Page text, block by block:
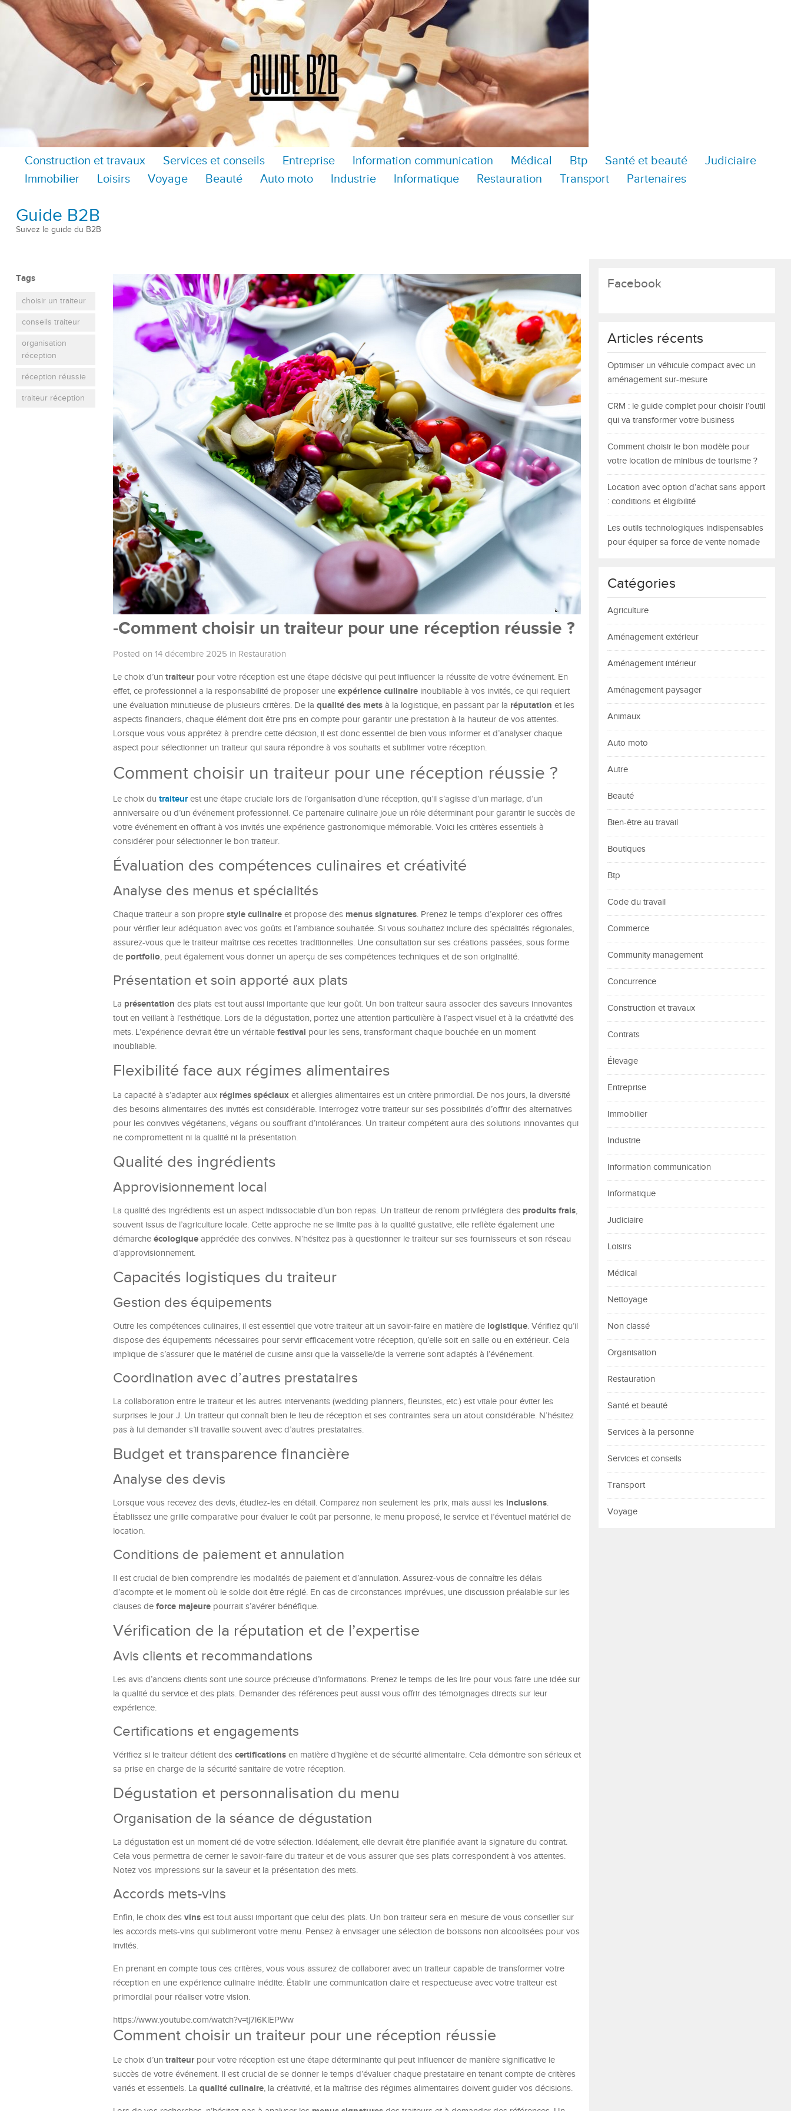
Construction et travaux Services et conseils Entreprise Information communication Médical Btp Santé et beauté
Judiciaire
Immobilier
Loisirs Voyage Beauté Auto moto Industrie Informatique Restauration Transport Partenaires
Guide B2B
Suivez le guide du B2B
Tags
choisir un traiteur
conseils traiteur
organisation
réception
réception réussie
traiteur réception
-Comment choisir un traiteur pour une réception réussie ?
Posted on 14 décembre 2025 in Restauration
Le choix d’un traiteurpour votre réception est une étape décisive qui peut influencer la réussite de votre événement. En
effet, ce professionnel a la responsabilité de proposer une expérience culinaire inoubliable à vos invités, ce qui requiert
une évaluation minutieuse de plusieurs critères. De la qualité des mets à la logistique, en passant par la réputation et les
aspects financiers, chaque élément doit être pris en compte pour garantir une prestation à la hauteur de vos attentes.
Lorsque vous vous apprêtez à prendre cette décision, il est donc essentiel de bien vous informer et d’analyser chaque
aspect pour sélectionner un traiteur qui saura répondre à vos souhaits et sublimer votre réception.
Comment choisir un traiteur pour une réception réussie ?
Le choix du traiteurest une étape cruciale lors de l’organisation d’une réception, qu’il s’agisse d’un mariage, d’un
anniversaire ou d’un événement professionnel. Ce partenaire culinaire joue un rôle déterminant pour garantir le succès de
votre événement en offrant à vos invités une expérience gastronomique mémorable. Voici les critères essentiels à
considérer pour sélectionner le bon traiteur.
Évaluation des compétences culinaires et créativité
Analyse des menus et spécialités
Chaque traiteur a son propre style culinaire et propose des menus signatures. Prenez le temps d’explorer ces offres
pour vérifier leur adéquation avec vos goûts et l’ambiance souhaitée. Si vous souhaitez inclure des spécialités régionales,
assurez-vous que le traiteur maîtrise ces recettes traditionnelles. Une consultation sur ses créations passées, sous forme
de portfolio, peut également vous donner un aperçu de ses compétences techniques et de son originalité.
Présentation et soin apporté aux plats
La présentation des plats est tout aussi importante que leur goût. Un bon traiteur saura associer des saveurs innovantes
tout en veillant à l’esthétique. Lors de la dégustation, portez une attention particulière à l’aspect visuel et à la créativité des
mets. L’expérience devrait être un véritable festival pour les sens, transformant chaque bouchée en un moment
inoubliable.
Flexibilité face aux régimes alimentaires
La capacité à s’adapter aux régimes spéciaux et allergies alimentaires est un critère primordial. De nos jours, la diversité
des besoins alimentaires des invités est considérable. Interrogez votre traiteur sur ses possibilités d’offrir des alternatives
pour les convives végétariens, végans ou souffrant d’intolérances. Un traiteur compétent aura des solutions innovantes qui
ne compromettent ni la qualité ni la présentation.
Qualité des ingrédients
Approvisionnement local
La qualité des ingrédients est un aspect indissociable d’un bon repas. Un traiteur de renom privilégiera des produits frais,
souvent issus de l’agriculture locale. Cette approche ne se limite pas à la qualité gustative, elle reflète également une
démarche écologique appréciée des convives. N’hésitez pas à questionner le traiteur sur ses fournisseurs et son réseau
d’approvisionnement.
Capacités logistiques du traiteur
Gestion des équipements
Outre les compétences culinaires, il est essentiel que votre traiteur ait un savoir-faire en matière de logistique. Vérifiez qu’il
dispose des équipements nécessaires pour servir efficacement votre réception, qu’elle soit en salle ou en extérieur. Cela
implique de s’assurer que le matériel de cuisine ainsi que la vaisselle/de la verrerie sont adaptés à l’événement.
Coordination avec d’autres prestataires
La collaboration entre le traiteur et les autres intervenants (wedding planners, fleuristes, etc.) est vitale pour éviter les
surprises le jour J. Un traiteur qui connaît bien le lieu de réception et ses contraintes sera un atout considérable. N’hésitez
pas à lui demander s’il travaille souvent avec d’autres prestataires.
Budget et transparence financière
Analyse des devis
Lorsque vous recevez des devis, étudiez-les en détail. Comparez non seulement les prix, mais aussi les inclusions.
Établissez une grille comparative pour évaluer le coût par personne, le menu proposé, le service et l’éventuel matériel de
location.
Conditions de paiement et annulation
Il est crucial de bien comprendre les modalités de paiement et d’annulation. Assurez-vous de connaître les délais
d’acompte et le moment où le solde doit être réglé. En cas de circonstances imprévues, une discussion préalable sur les
clauses de force majeure pourrait s’avérer bénéfique.
Vérification de la réputation et de l’expertise
Avis clients et recommandations
Les avis d’anciens clients sont une source précieuse d’informations. Prenez le temps de les lire pour vous faire une idée sur
la qualité du service et des plats. Demander des références peut aussi vous offrir des témoignages directs sur leur
expérience.
Certifications et engagements
Vérifiez si le traiteur détient des certifications en matière d’hygiène et de sécurité alimentaire. Cela démontre son sérieux et
sa prise en charge de la sécurité sanitaire de votre réception.
Dégustation et personnalisation du menu
Organisation de la séance de dégustation
La dégustation est un moment clé de votre sélection. Idéalement, elle devrait être planifiée avant la signature du contrat.
Cela vous permettra de cerner le savoir-faire du traiteur et de vous assurer que ses plats correspondent à vos attentes.
Notez vos impressions sur la saveur et la présentation des mets.
Accords mets-vins
Enfin, le choix des vins est tout aussi important que celui des plats. Un bon traiteur sera en mesure de vous conseiller sur
les accords mets-vins qui sublimeront votre menu. Pensez à envisager une sélection de boissons non alcoolisées pour vos
invités.
En prenant en compte tous ces critères, vous vous assurez de collaborer avec un traiteur capable de transformer votre
réception en une expérience culinaire inédite. Établir une communication claire et respectueuse avec votre traiteur est
primordial pour réaliser votre vision.
https://www.youtube.com/watch?v=tj7l6KlEPWw
Comment choisir un traiteur pour une réception réussie
Le choix d’un traiteurpour votre réception est une étape déterminante qui peut influencer de manière significative le
succès de votre événement. Il est crucial de se donner le temps d’évaluer chaque prestataire en tenant compte de critères
variés et essentiels. La qualité culinaire, la créativité, et la maîtrise des régimes alimentaires doivent guider vos décisions.
Facebook
Articles récents
Optimiser un véhicule compact avec un
aménagement sur-mesure
CRM : le guide complet pour choisir l’outil
qui va transformer votre business
Comment choisir le bon modèle pour
votre location de minibus de tourisme ?
Location avec option d’achat sans apport
: conditions et éligibilité
Les outils technologiques indispensables
pour équiper sa force de vente nomade
Catégories
Agriculture
Aménagement extérieur
Aménagement intérieur
Aménagement paysager
Animaux
Auto moto
Autre
Beauté
Bien-être au travail
Boutiques
Btp
Code du travail
Commerce
Community management
Concurrence
Construction et travaux
Contrats
Élevage
Entreprise
Immobilier
Industrie
Information communication
Informatique
Judiciaire
Loisirs
Médical
Nettoyage
Non classé
Organisation
Restauration
Santé et beauté
Services à la personne
Services et conseils
Transport
Voyage